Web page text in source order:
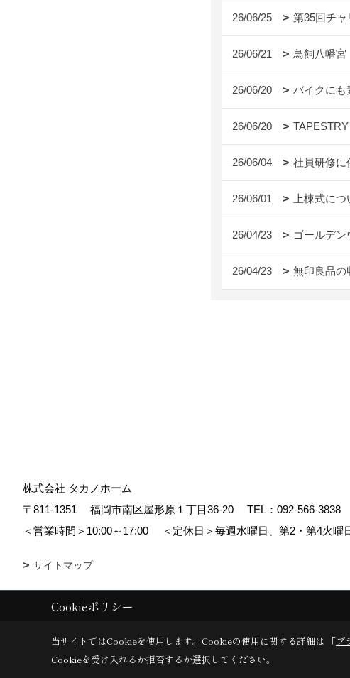
26/06/25 第35回チャ
26/06/21 鳥飼八幡宮
26/06/20 バイクにも
26/06/20
26/06/04 社員研修に
26/06/01 上棟式に
26/04/23 ゴールデ
26/04/23 無印良品の
株式会社 タカノホーム
〒811-1351
福岡市南区屋形原１丁目36-20 TEL： 092-566-3838
＜営業時間＞10:00～17:00
＜定休日＞毎週水曜日、第2・第4火
サイトマップ
Copyright (c) TAKANO CONSTRUCTION CO.,LTD. All Rights Reserved.
Cookieポリシー
当サイトではCookieを使用します。 Cookieの使用に関する詳細は 「プ
Cookieを受け入れるか拒否するか選択してください。